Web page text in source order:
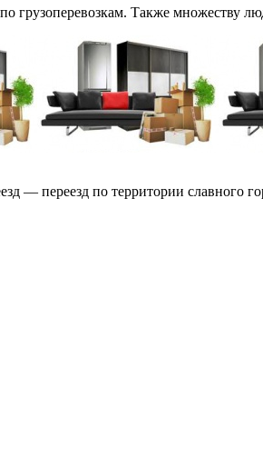
грузоперевозкам. Также множеству
— переезд по территории славного